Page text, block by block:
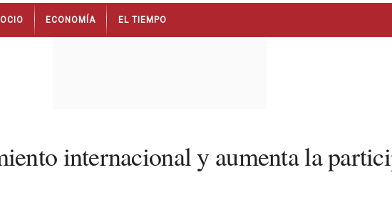
OCIO ECONOMÍA EL TIEMPO
internacional y aumenta la